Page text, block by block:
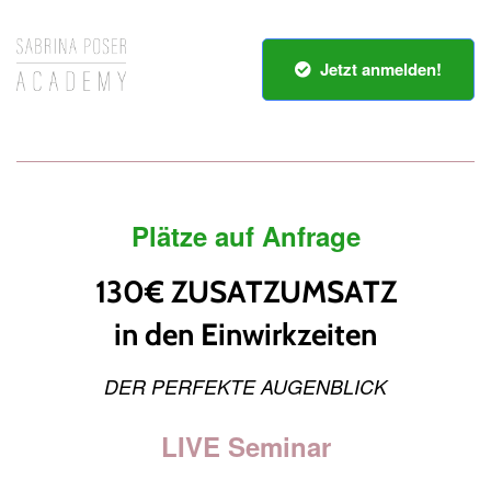
Jetzt anmelden!
Plätze auf Anfrage
130€ ZUSATZUMSATZ
in den Einwirkzeiten
DER PERFEKTE AUGENBLICK
LIVE Seminar